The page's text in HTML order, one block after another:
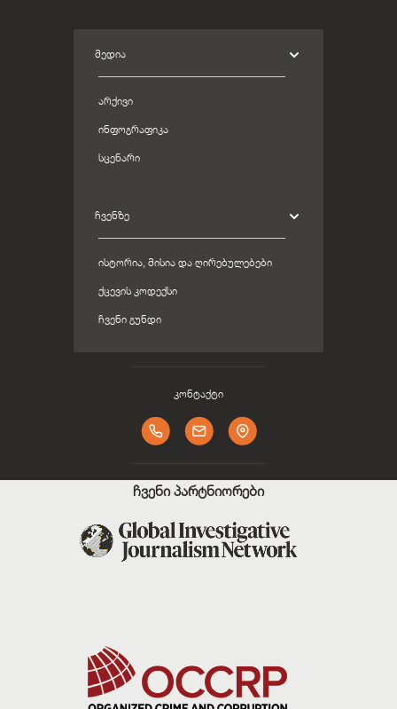
ᲛᲔᲓᲘᲐ
ᲐᲠᲥᲘᲕᲘ
ᲘᲜᲤᲝᲒᲠᲐᲤᲘᲙᲐ
ᲡᲪᲔᲜᲐᲠᲘ
ᲩᲕᲔᲜᲖᲔ
ᲘᲡᲢᲝᲠᲘᲐ, ᲛᲘᲡᲘᲐ ᲓᲐ ᲦᲘᲠᲔᲑᲣᲚᲔᲑᲔᲑᲘ
ᲥᲪᲔᲕᲘᲡ ᲙᲝᲓᲔᲥᲡᲘ
ᲩᲕᲔᲜᲘ ᲒᲣᲜᲓᲘ
კონტაქტი
ჩვენი პარტნიორები